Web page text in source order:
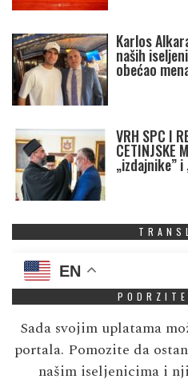
Karlos
naših
obećao
VRH SPC I
CETINJSKE
„izdajnike”
EN
Sada svojim uplatama
portala. Pomozite da
našim iseljenicima i